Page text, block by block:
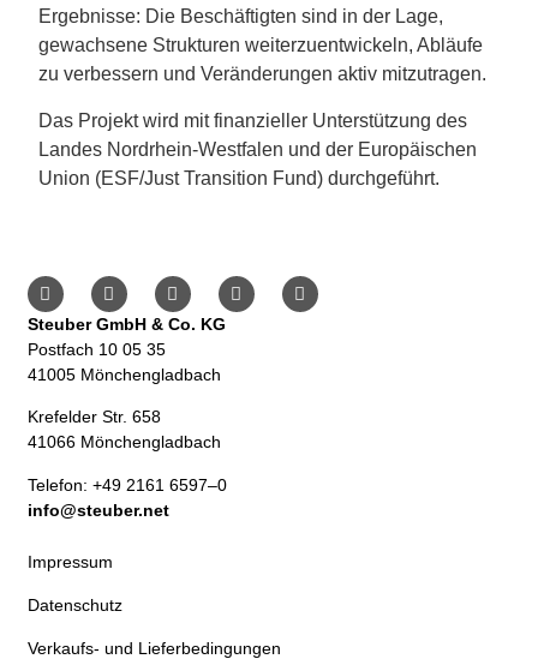
Ergebnisse: Die Beschäftigten sind in der Lage,
gewachsene Strukturen weiterzuentwickeln, Abläufe
zu verbessern und Veränderungen aktiv mitzutragen.
Das Projekt wird mit finanzieller Unterstützung des
Landes Nordrhein-Westfalen und der Europäischen
Union (ESF/Just Transition Fund) durchgeführt.
Steuber GmbH & Co. KG
Postfach 10 05 35
41005 Mönchengladbach
Krefelder Str. 658
41066 Mönchengladbach
Telefon: +49 2161 6597–0
info@steuber.net
Impressum
Datenschutz
Verkaufs- und Lieferbedingungen